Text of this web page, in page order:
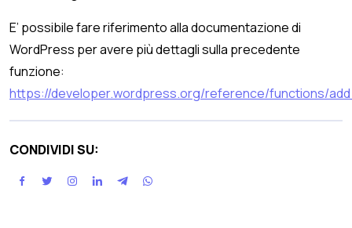
E’ possibile fare riferimento alla documentazione di
WordPress per avere più dettagli sulla precedente
funzione:
https://developer.wordpress.org/reference/functions/
CONDIVIDI SU: